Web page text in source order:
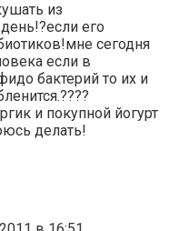
из
его
сегодня
если в
бактерий то их и
и покупной йогурт
делать!